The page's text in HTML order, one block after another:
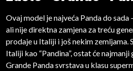
Ovaj model je najveća Panda do
ali nije direktna zamjena za treću
prodaje u Italiji i još nekim zemljama.
Italiji kao “Pandina”, ostat će
Grande Panda svrstava u klasu